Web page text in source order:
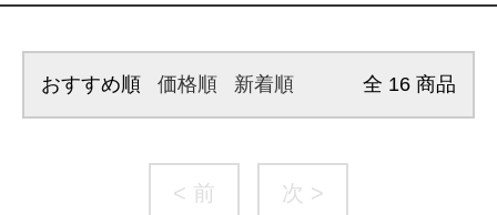
おすすめ順 価格順 新着順 全 16 商品
< 前 次 >